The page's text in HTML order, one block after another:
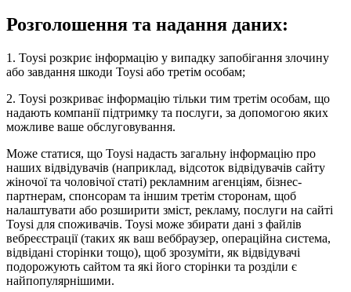
Розголошення та надання даних:
1. Toysi розкриє інформацію у випадку запобігання злочину
або завдання шкоди Toysi або третім особам;
2. Toysi розкриває інформацію тільки тим третім особам, що
надають компанії підтримку та послуги, за допомогою яких
можливе ваше обслуговування.
Може статися, що Toysi надасть загальну інформацію про
наших відвідувачів (наприклад, відсоток відвідувачів сайту
жіночої та чоловічої статі) рекламним агенціям, бізнес-
партнерам, спонсорам та іншим третім сторонам, щоб
налаштувати або розширити зміст, рекламу, послуги на сайті
Toysi для споживачів. Toysi може збирати дані з файлів
вебреєстрації (таких як ваш веббраузер, операційна система,
відвідані сторінки тощо), щоб зрозуміти, як відвідувачі
подорожують сайтом та які його сторінки та розділи є
найпопулярнішими.